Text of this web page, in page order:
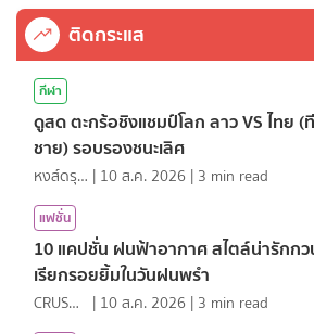
ติดกระแส
กีฬา
ดูสด ตะกร้อชิงแชมป์โลก ลาว VS ไทย (
ชาย) รอบรองชนะเลิศ
หงส์ดรุณ | 10 ส.ค. 2026 | 3 min read
แฟชั่น
10 แคปชั่น ฝนฟ้าอากาศ สไตล์น่ารักก
เรียกรอยยิ้มในวันฝนพรำ
CRUSHที่แปลว่าแอบชอบ | 10 ส.ค. 2026 | 3 min read